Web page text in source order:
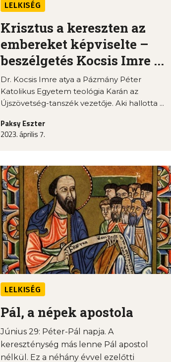
LELKISÉG
Krisztus a kereszten az
embereket képviselte –
beszélgetés Kocsis Imre ...
Dr. Kocsis Imre atya a Pázmány Péter
Katolikus Egyetem teológia Karán az
Újszövetség-tanszék vezetője. Aki hallotta ...
Paksy Eszter
2023. április 7.
LELKISÉG
Pál, a népek apostola
Június 29: Péter-Pál napja. A
kereszténység más lenne Pál apostol
nélkül. Ez a néhány évvel ezelőtti